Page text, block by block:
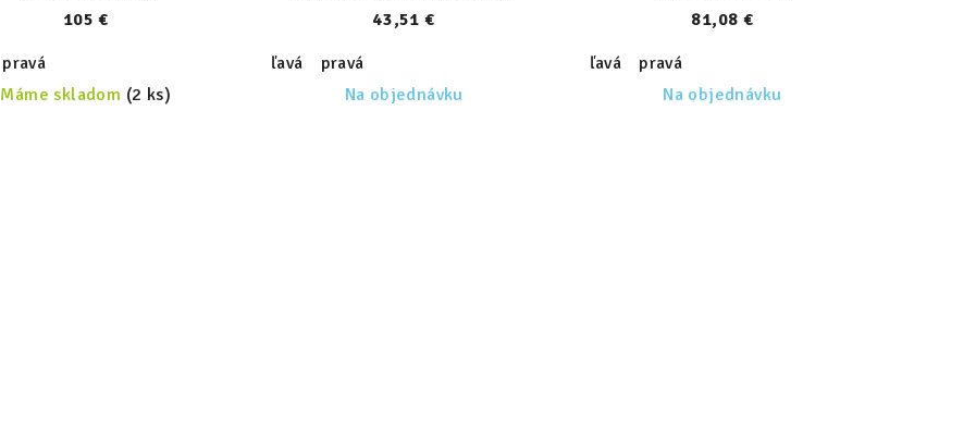
105 €
pravá
Máme skladom (2 ks)
43,51 €
ľavá
pravá
Na objednávku
81,08 €
ľavá
pravá
Na objednávku